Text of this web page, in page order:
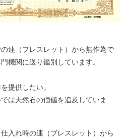
連（ブレスレット）から無作為で
機関に送り鑑別しています。
提供したい。
は天然石の価値を追及していま
入れ時の連（ブレスレット）から